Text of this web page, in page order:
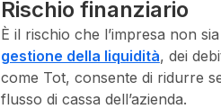
Rischio finanziario
È il rischio che l’impresa non
gestione della liquidità, dei
come Tot, consente di ridurre
flusso di cassa dell’azienda.